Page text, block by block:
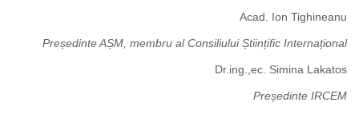
Acad. Ion Tighineanu
Președinte AȘM, membru al Consiliului Științific Internațional
Dr.ing.,ec. Simina Lakatos
Președinte IRCEM